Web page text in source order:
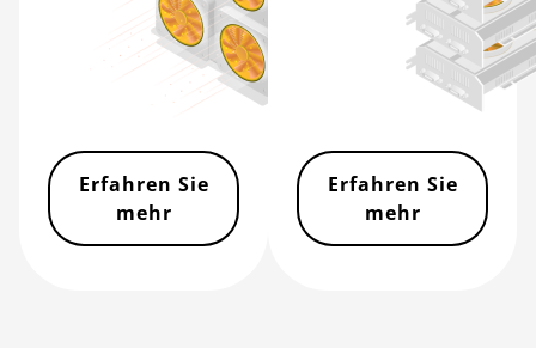
Hyd (430Th)
BITMAIN AntMiner S21e XP
Hyd 3U (860Th)
Hyd (495Th/s)
BITMAIN AntMiner S9
BITMAIN AntMiner S9 SE
Erfahren Sie
mehr
Erfahren Sie
mehr